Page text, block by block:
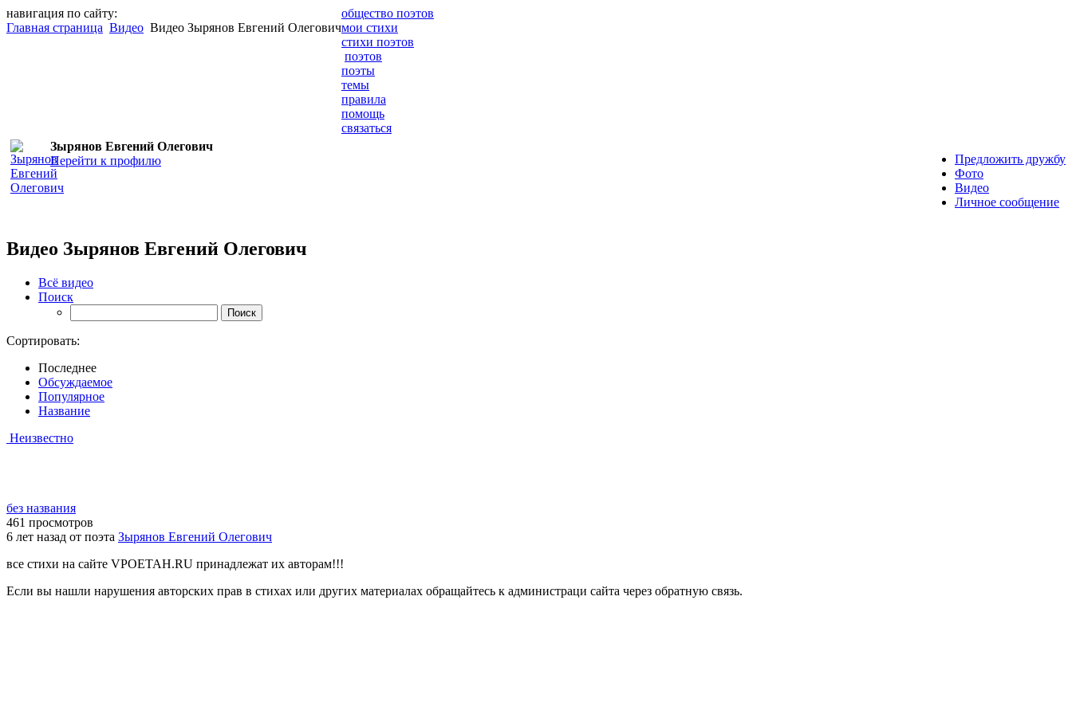
навигация по сайту:
Главная страница Видео Видео Зырянов Евгений Олегович
общество поэтов
мои стихи
стихи поэтов
поэтов
поэты
темы
правила
помощь
связаться
Зырянов Евгений Олегович
Перейти к профилю
Предложить дружбу
Фото
Видео
Личное сообщение
Видео Зырянов Евгений Олегович
Всё видео
Поиск
Сортировать:
Последнее
Обсуждаемое
Популярное
Название
Неизвестно
без названия
461 просмотров
6 лет назад от поэта Зырянов Евгений Олегович
все стихи на сайте VPOETAH.RU принадлежат их авторам!!!
Если вы нашли нарушения авторских прав в стихах или других материалах обращайтесь к администраци сайта через обратную связь.